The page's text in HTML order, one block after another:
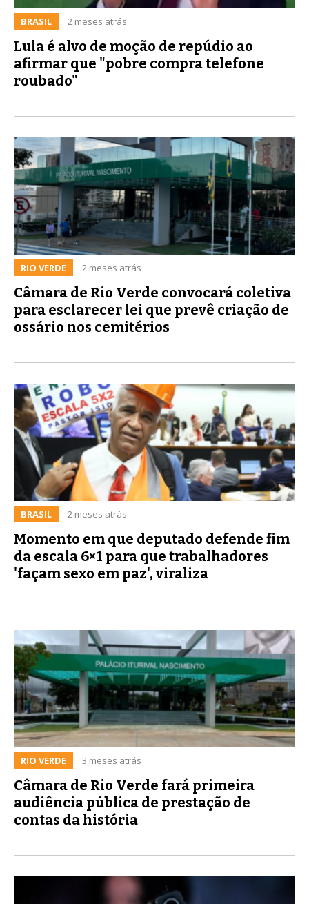
BRASIL 2 meses atrás
Lula é alvo de moção de repúdio ao
afirmar que "pobre compra telefone
roubado"
RIO VERDE 2 meses atrás
Câmara de Rio Verde convocará coletiva
para esclarecer lei que prevê criação de
ossário nos cemitérios
BRASIL 2 meses atrás
Momento em que deputado defende fim
da escala 6×1 para que trabalhadores
'façam sexo em paz', viraliza
RIO VERDE 3 meses atrás
Câmara de Rio Verde fará primeira
audiência pública de prestação de
contas da história